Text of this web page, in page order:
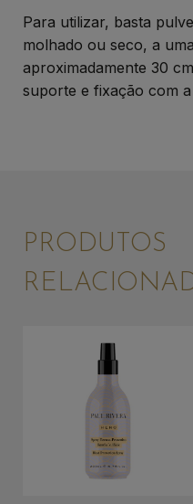
Para utilizar, basta
molhado ou seco, a
aproximadamente 30
suporte e fixação com
PRODUTOS